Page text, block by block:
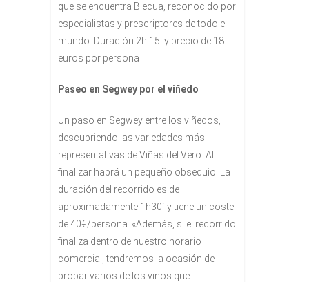
que se encuentra Blecua, reconocido por
especialistas y prescriptores de todo el
mundo. Duración 2h 15′ y precio de 18
euros por persona
Paseo en Segwey por el viñedo
Un paso en Segwey entre los viñedos,
descubriendo las variedades más
representativas de Viñas del Vero. Al
finalizar habrá un pequeño obsequio. La
duración del recorrido es de
aproximadamente 1h30´ y tiene un coste
de 40€/persona. «Además, si el recorrido
finaliza dentro de nuestro horario
comercial, tendremos la ocasión de
probar varios de los vinos que